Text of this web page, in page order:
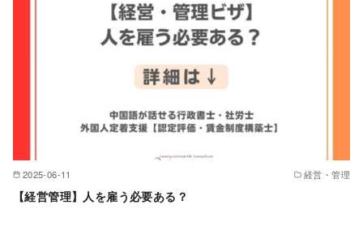
2025-06-11 経営・管理
【経営管理】人を雇う必要ある？